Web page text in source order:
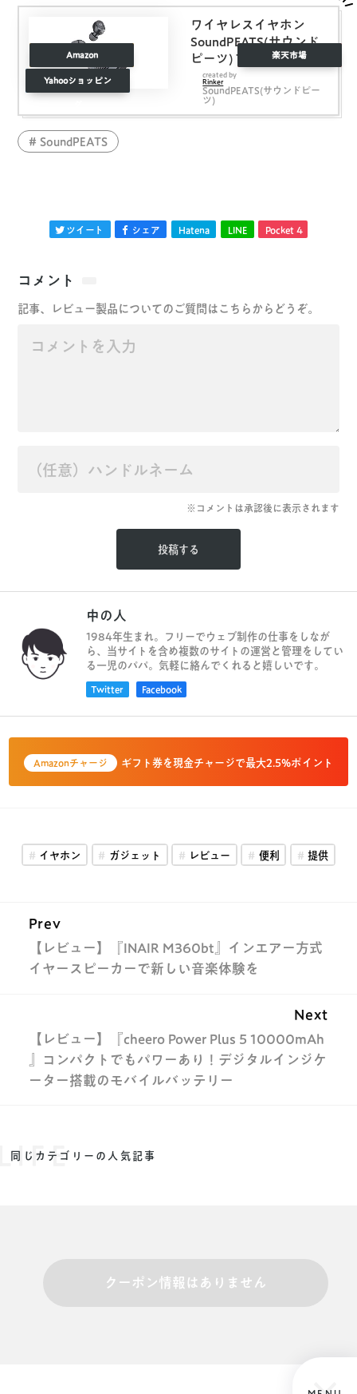
ワイヤレスイヤホン
SoundPEATS(サウンド
ピーツ) Truefree+
Bluetooth イヤホン 35
時間再生 Bluetooth 5.0
完全ワイヤレス イヤホ
created by
Rinker
SoundPEATS(サウンドピー
ツ)
Amazon 楽天市場
Yahooショッピン
SoundPEATS
ツイート シェア Hatena LINE Pocket 4
コメント
記事、レビュー製品についてのご質問はこちらからどうぞ。
※コメントは承認後に表示されます
中の人
1984年生まれ。フリーでウェブ制作の仕事をしなが
ら、当サイトを含め複数のサイトの運営と管理をしてい
る一児のパパ。気軽に絡んでくれると嬉しいです。
Twitter Facebook
Amazonチャージ ギフト券を現金チャージで最大2.5%ポイント
イヤホン ガジェット レビュー 便利 提供
Prev
【レビュー】『INAIR M360bt』インエアー方式
イヤースピーカーで新しい音楽体験を
Next
【レビュー】『cheero Power Plus 5 10000mAh
』コンパクトでもパワーあり！デジタルインジケ
ーター搭載のモバイルバッテリー
同じカテゴリーの人気記事
クーポン情報はありません